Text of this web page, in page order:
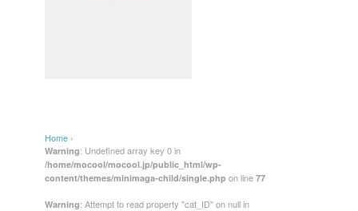
Home ›
Warning: Undefined array key 0 in
/home/mocool/mocool.jp/public_html/wp-
content/themes/minimaga-child/single.php on line 77
Warning: Attempt to read property "cat_ID" on null in